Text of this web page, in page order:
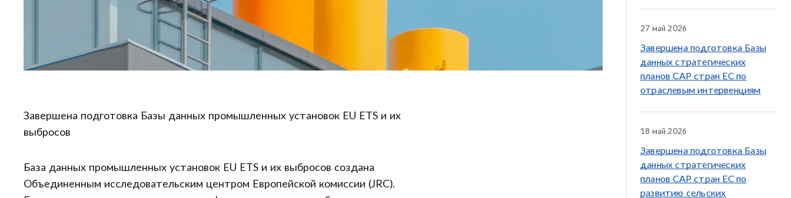
Завершена подготовка Базы данных промышленных установок EU ETS и их
выбросов
База данных промышленных установок EU ETS и их выбросов создана
Объединенным исследовательским центром Европейской комиссии (JRC).
27 май 2026
Завершена подготовка Базы
данных стратегических
планов CAP стран ЕС по
отраслевым интервенциям
18 май 2026
Завершена подготовка Базы
данных стратегических
планов CAP стран ЕС по
развитию сельских